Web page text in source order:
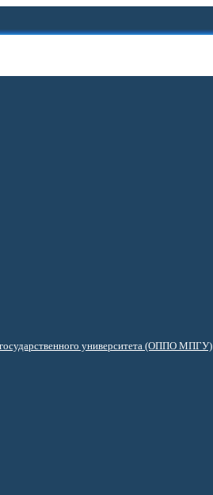
государственного университета (ОППО МПГУ)